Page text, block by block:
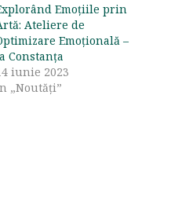
Emoțiile prin
Ateliere de
Emoțională –
Constanța
iunie 2023
„Noutăți”